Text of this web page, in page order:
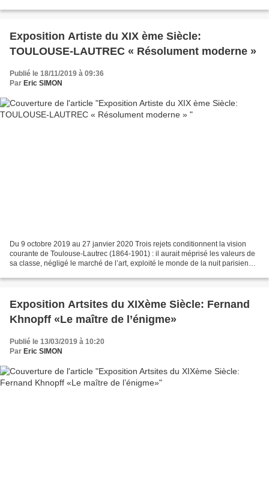
Exposition Artiste du XIX ème Siècle:
TOULOUSE-LAUTREC « Résolument moderne »
Publié le 18/11/2019 à 09:36
Par Eric SIMON
Du 9 octobre 2019 au 27 janvier 2020 Trois rejets conditionnent la vision
courante de Toulouse-Lautrec (1864-1901) : il aurait méprisé les valeurs de
sa classe, négligé le marché de l’art, exploité le monde de la nuit parisienne
Exposition Artsites du XIXème Siècle: Fernand
Khnopff «Le maître de l’énigme»
Publié le 13/03/2019 à 10:20
Par Eric SIMON